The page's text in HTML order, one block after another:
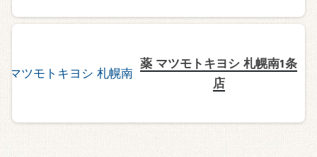
薬 マツモトキヨシ 札幌南1条
店